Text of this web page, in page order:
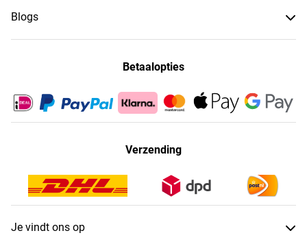
Blogs
Betaalopties
Verzending
Je vindt ons op